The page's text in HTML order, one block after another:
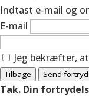
Indtast e-mail og
E-mail
Jeg bekræfter,
Tilbage Send
Tak. Din